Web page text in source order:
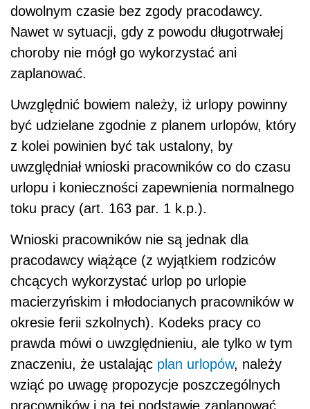
dowolnym czasie bez zgody pracodawcy.
Nawet w sytuacji, gdy z powodu długotrwałej
choroby nie mógł go wykorzystać ani
zaplanować.
Uwzględnić bowiem należy, iż urlopy powinny
być udzielane zgodnie z planem urlopów, który
z kolei powinien być tak ustalony, by
uwzględniał wnioski pracowników co do czasu
urlopu i konieczności zapewnienia normalnego
toku pracy (art. 163 par. 1 k.p.).
Wnioski pracowników nie są jednak dla
pracodawcy wiążące (z wyjątkiem rodziców
chcących wykorzystać urlop po urlopie
macierzyńskim i młodocianych pracowników w
okresie ferii szkolnych). Kodeks pracy co
prawda mówi o uwzględnieniu, ale tylko w tym
znaczeniu, że ustalając plan urlopów, należy
wziąć po uwagę propozycje poszczególnych
pracowników i na tej podstawie zaplanować